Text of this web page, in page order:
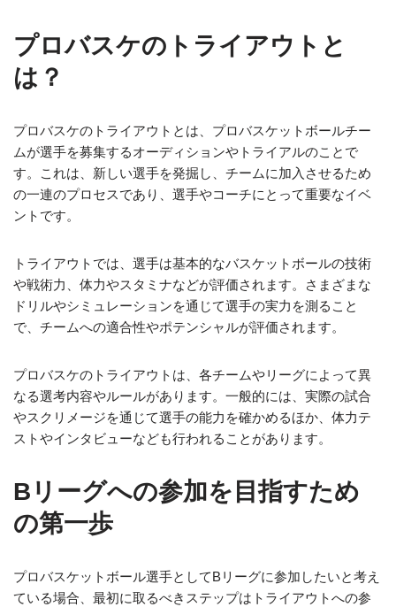
プロバスケのトライアウトと
は？
プロバスケのトライアウトとは、プロバスケットボールチー
ムが選手を募集するオーディションやトライアルのことで
す。これは、新しい選手を発掘し、チームに加入させるため
の一連のプロセスであり、選手やコーチにとって重要なイベ
ントです。
トライアウトでは、選手は基本的なバスケットボールの技術
や戦術力、体力やスタミナなどが評価されます。さまざまな
ドリルやシミュレーションを通じて選手の実力を測ること
で、チームへの適合性やポテンシャルが評価されます。
プロバスケのトライアウトは、各チームやリーグによって異
なる選考内容やルールがあります。一般的には、実際の試合
やスクリメージを通じて選手の能力を確かめるほか、体力テ
ストやインタビューなども行われることがあります。
Bリーグへの参加を目指すため
の第一歩
プロバスケットボール選手としてBリーグに参加したいと考え
ている場合、最初に取るべきステップはトライアウトへの参